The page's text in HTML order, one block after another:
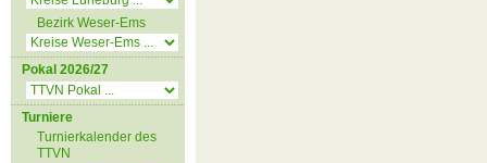
Bezirk Weser-Ems
Pokal 2026/27
Turniere
Turnierkalender des
TTVN